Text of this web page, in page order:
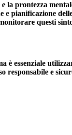
la prontezza
e pianificazione
questi
essenziale
responsabile e